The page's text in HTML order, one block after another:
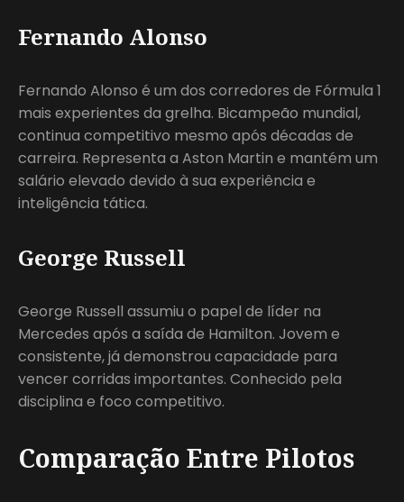
Fernando Alonso
Fernando Alonso é um dos corredores de Fórmula 1
mais experientes da grelha. Bicampeão mundial,
continua competitivo mesmo após décadas de
carreira. Representa a Aston Martin e mantém um
salário elevado devido à sua experiência e
inteligência tática.
George Russell
George Russell assumiu o papel de líder na
Mercedes após a saída de Hamilton. Jovem e
consistente, já demonstrou capacidade para
vencer corridas importantes. Conhecido pela
disciplina e foco competitivo.
Comparação Entre Pilotos